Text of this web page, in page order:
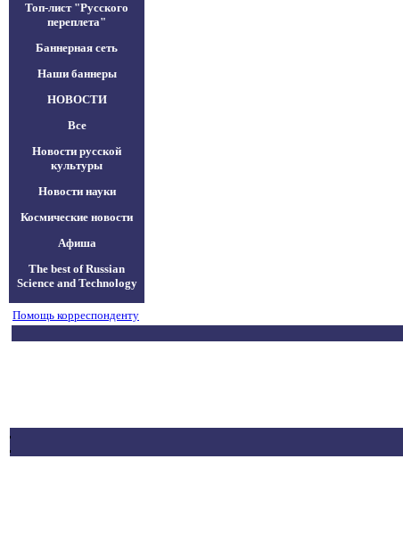
Топ-лист "Русского
переплета"
Баннерная сеть
Наши баннеры
НОВОСТИ
Все
Новости русской
культуры
Новости науки
Космические новости
Афиша
The best of Russian
Science and Technology
Помощь корреспонденту